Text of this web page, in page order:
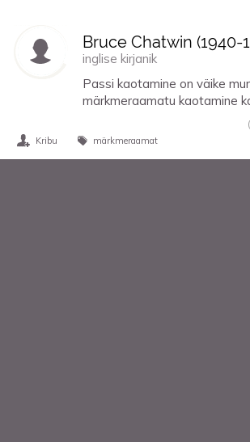
Bruce Chatwin (1940-
inglise kirjanik
Passi kaotamine on väike
märkmeraamatu kaotamine
Kribu märkmeraamat